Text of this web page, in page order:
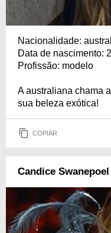
Nacionalidade:
Data de nascimento:
Profissão: modelo
A australiana chama
sua beleza exótica!
COPIAR
Candice Swanepoel